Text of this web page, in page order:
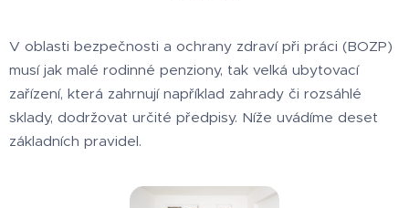
V oblasti bezpečnosti a ochrany zdraví při práci (BOZP)
musí jak malé rodinné penziony, tak velká ubytovací
zařízení, která zahrnují například zahrady či rozsáhlé
sklady, dodržovat určité předpisy. Níže uvádíme deset
základních pravidel.